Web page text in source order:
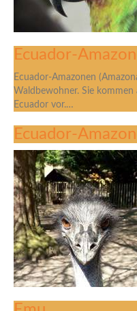
Ecuador-
Ecuador-Amazonen
Waldbewohner. Sie
Ecuador vor.…
Ecuador-